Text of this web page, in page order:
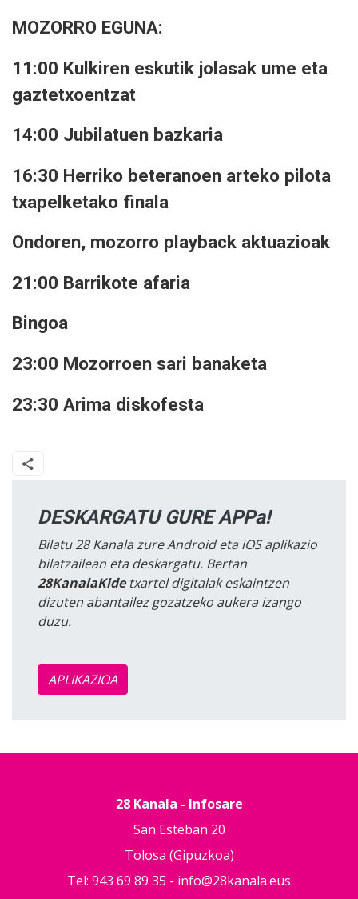
MOZORRO EGUNA:
11:00 Kulkiren eskutik jolasak ume eta
gaztetxoentzat
14:00 Jubilatuen bazkaria
16:30 Herriko beteranoen arteko pilota
txapelketako finala
Ondoren, mozorro playback aktuazioak
21:00 Barrikote afaria
Bingoa
23:00 Mozorroen sari banaketa
23:30 Arima diskofesta
DESKARGATU GURE APPa!
Bilatu 28 Kanala zure Android eta iOS aplikazio
bilatzailean eta deskargatu. Bertan
28KanalaKidetxartel digitalak eskaintzen
dizuten abantailez gozatzeko aukera izango
duzu.
APLIKAZIOA
28 Kanala - Infosare
San Esteban 20
Tolosa (Gipuzkoa)
Tel: 943 69 89 35 - info@28kanala.eus